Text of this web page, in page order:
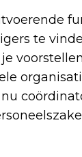
te